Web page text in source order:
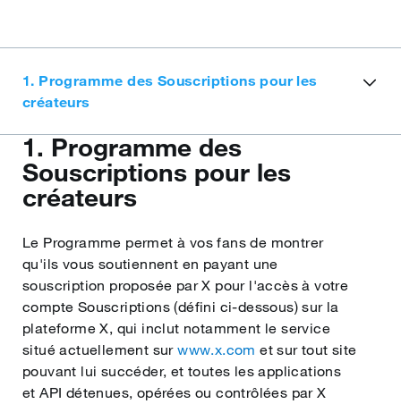
1. Programme des Souscriptions pour les
créateurs
1. Programme des
Souscriptions pour les
créateurs
Le Programme permet à vos fans de montrer
qu'ils vous soutiennent en payant une
souscription proposée par X pour l'accès à votre
compte Souscriptions (défini ci-dessous) sur la
plateforme X, qui inclut notamment le service
situé actuellement surwww.x.com et sur tout site
pouvant lui succéder, et toutes les applications
et API détenues, opérées ou contrôlées par X